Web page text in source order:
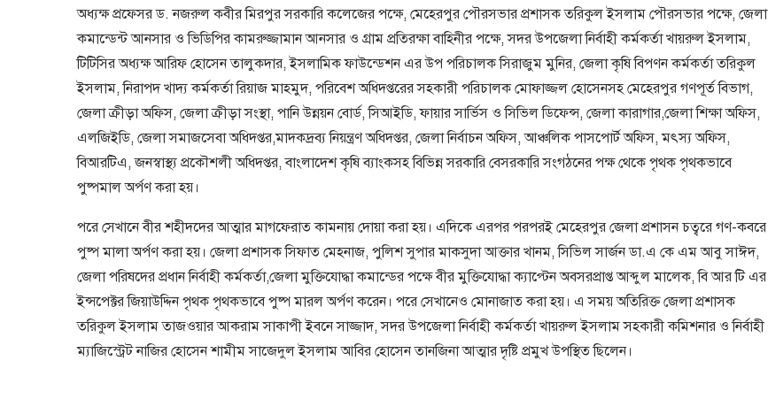
অধ্যক্ষ প্রফেসর ড. নজরুল কবীর মিরপুর সরকারি কলেজের পক্ষে, মেহেরপুর পৌরসভার প্রশাসক তরিকুল ইসলাম পৌরসভার পক্ষে, জেলা
কমান্ডেন্ট আনসার ও ভিডিপির কামরুজ্জামান আনসার ও গ্রাম প্রতিরক্ষা বাহিনীর পক্ষে, সদর উপজেলা নির্বাহী কর্মকর্তা খায়রুল ইসলাম,
টিটিসির অধ্যক্ষ আরিফ হোসেন তালুকদার, ইসলামিক ফাউন্ডেশন এর উপ পরিচালক সিরাজুম মুনির, জেলা কৃষি বিপণন কর্মকর্তা তরিকুল
ইসলাম, নিরাপদ খাদ্য কর্মকর্তা রিয়াজ মাহমুদ, পরিবেশ অধিদপ্তরের সহকারী পরিচালক মোফাজ্জল হোসেনসহ মেহেরপুর গণপূর্ত বিভাগ,
জেলা ক্রীড়া অফিস, জেলা ক্রীড়া সংস্থা, পানি উন্নয়ন বোর্ড, সিআইডি, ফায়ার সার্ভিস ও সিভিল ডিফেন্স, জেলা কারাগার,জেলা শিক্ষা অফিস,
এলজিইডি, জেলা সমাজসেবা অধিদপ্তর,মাদকদ্রব্য নিয়ন্ত্রণ অধিদপ্তর, জেলা নির্বাচন অফিস, আঞ্চলিক পাসপোর্ট অফিস, মৎস্য অফিস,
বিআরটিএ, জনস্বাস্থ্য প্রকৌশলী অধিদপ্তর, বাংলাদেশ কৃষি ব্যাংকসহ বিভিন্ন সরকারি বেসরকারি সংগঠনের পক্ষ থেকে পৃথক পৃথকভাবে
পুষ্পমাল অর্পণ করা হয়।
পরে সেখানে বীর শহীদদের আত্মার মাগফেরাত কামনায় দোয়া করা হয়। এদিকে এরপর পরপরই মেহেরপুর জেলা প্রশাসন চত্বরে গণ-কবরে
পুষ্প মালা অর্পণ করা হয়। জেলা প্রশাসক সিফাত মেহনাজ, পুলিশ সুপার মাকসুদা আক্তার খানম, সিভিল সার্জন ডা.এ কে এম আবু সাঈদ,
জেলা পরিষদের প্রধান নির্বাহী কর্মকর্তা,জেলা মুক্তিযোদ্ধা কমান্ডের পক্ষে বীর মুক্তিযোদ্ধা ক্যাপ্টেন অবসরপ্রাপ্ত আব্দুল মালেক, বি আর টি এর
ইন্সপেক্টর জিয়াউদ্দিন পৃথক পৃথকভাবে পুষ্প মারল অর্পণ করেন। পরে সেখানেও মোনাজাত করা হয়। এ সময় অতিরিক্ত জেলা প্রশাসক
তরিকুল ইসলাম তাজওয়ার আকরাম সাকাপী ইবনে সাজ্জাদ, সদর উপজেলা নির্বাহী কর্মকর্তা খায়রুল ইসলাম সহকারী কমিশনার ও নির্বাহী
ম্যাজিস্ট্রেট নাজির হোসেন শামীম সাজেদুল ইসলাম আবির হোসেন তানজিনা আত্মার দৃষ্টি প্রমুখ উপস্থিত ছিলেন।